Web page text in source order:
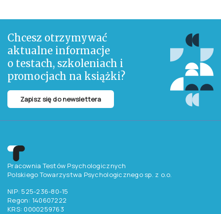
Chcesz otrzymywać
aktualne informacje
o testach, szkoleniach i
promocjach na książki?
Zapisz się do newslettera
Pracownia Testów Psychologicznych
Polskiego Towarzystwa Psychologicznego sp. z o.o.
NIP: 525-236-80-15
Regon: 140607222
KRS: 0000259763